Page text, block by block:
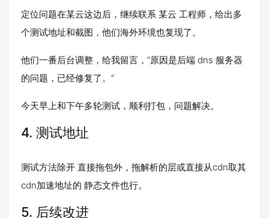
定位问题在某云这边后，继续联系 某云 工程师，给出多
个测试地址和截图，他们海外环境也复现了。
他们一番后台调整，给我留言，“原因是后端 dns 服务器
的问题，已经修复了。”
今天早上和下午多轮测试，顺利打包，问题解决。
4. 测试地址
测试方法除开 直接拖包外，拖解析的层或直接从cdn取其
cdn加速地址的 静态文件也行。
5. 后续改进